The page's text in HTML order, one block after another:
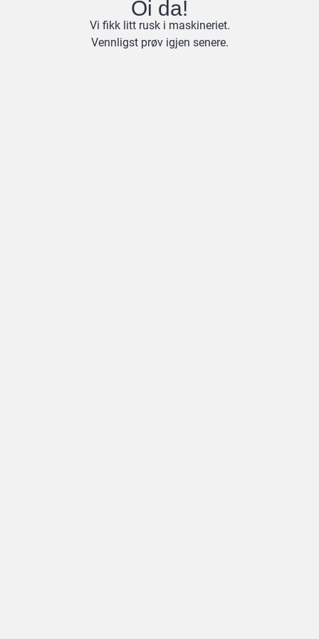
Oi da!
Vi fikk litt rusk i maskineriet.
Vennligst prøv igjen senere.